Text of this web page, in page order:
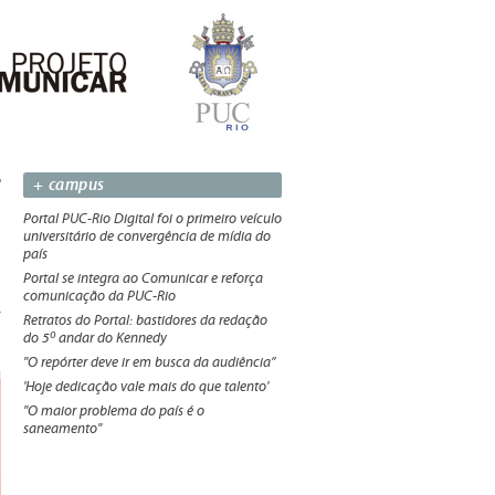
+ campus
Portal PUC-Rio Digital foi o primeiro veículo
universitário de convergência de mídia do
país
Portal se integra ao Comunicar e reforça
comunicação da PUC-Rio
Retratos do Portal: bastidores da redação
do 5º andar do Kennedy
"O repórter deve ir em busca da audiência”
'Hoje dedicação vale mais do que talento'
"O maior problema do país é o
saneamento"